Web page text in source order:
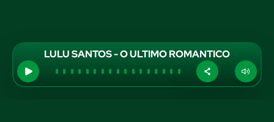
LULU SANTOS - O ULTIMO ROMANTICO